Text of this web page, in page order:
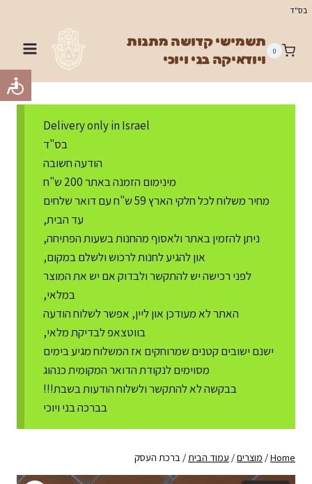
Skip
content
בס"ד
0
תשמישי קדושה מתנות
ויודאיקה בני ויוכי
Delivery only in Israel
בס"ד
הודעה חשובה
מינימום הזמנה באתר 200 ש"ח
מחיר משלוח לכל חלקי הארץ 59 ש"ח עם דואר שלחים
עד הבית,
ניתן להזמין באתר ולאסוף מהחנות בשעות הפתיחה,
און להגיע לחנות לרכוש ולשלם במקום,
לפני רכישה יש להתקשר ולבדוק אם יש את המוצר
במלאי,
האתר לא מעודכן און ליין, אפשר לשלוח הודעה
בווטצאפ לבדיקת מלאי,
ישנם ישובים קטנים שמרוחקים אז המשלוח מגיע בימים
מסוימים לנקודת הדואר המקומית כנהוג
בבקשה לא להתקשר ולשלוח הודעות בשבת!!!
בברכה בני ויוכי
Home
/ מוצרים/ עמוד הבית / ברכת העסק